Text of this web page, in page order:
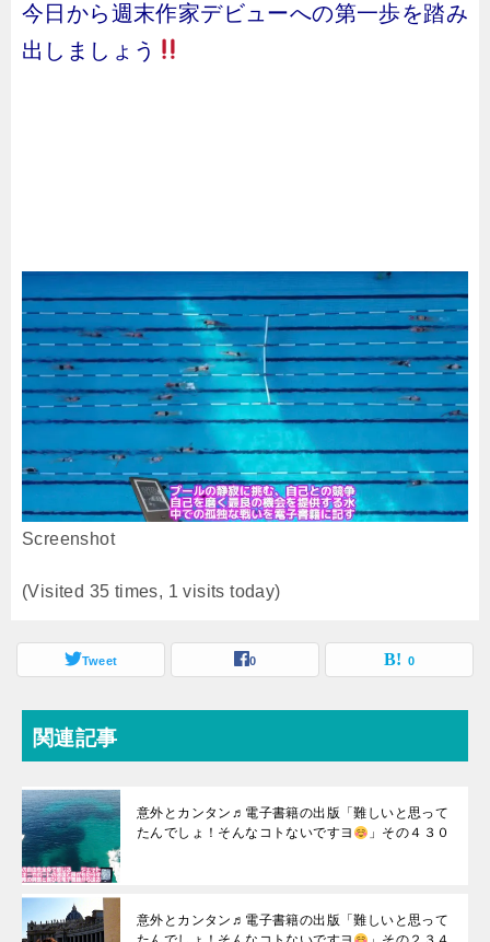
今日から週末作家デビューへの第一歩を踏み
出しましょう
Screenshot
(Visited 35 times, 1 visits today)
Tweet 0 0
関連記事
意外とカンタン♬電子書籍の出版「難しいと思って
たんでしょ！そんなコトないですヨ
」その４３０
意外とカンタン♬電子書籍の出版「難しいと思って